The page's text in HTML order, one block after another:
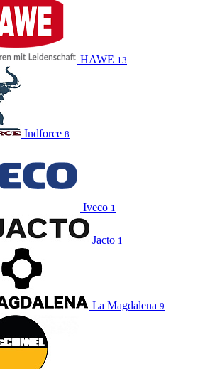
HAWE 13
Indforce 8
Iveco 1
Jacto 1
La Magdalena 9